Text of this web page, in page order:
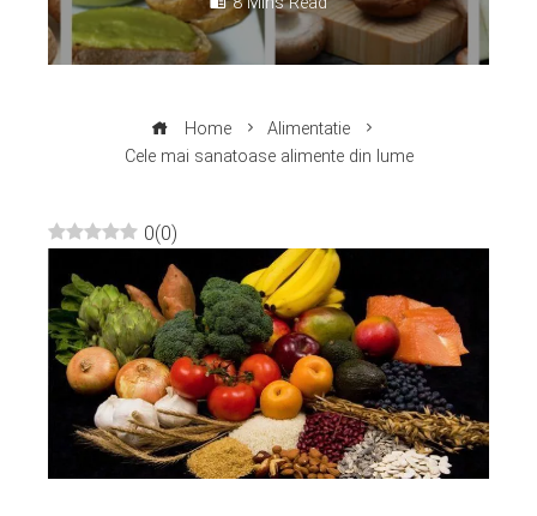
Home
Alimentatie
Cele mai sanatoase alimente din lume
0(0)